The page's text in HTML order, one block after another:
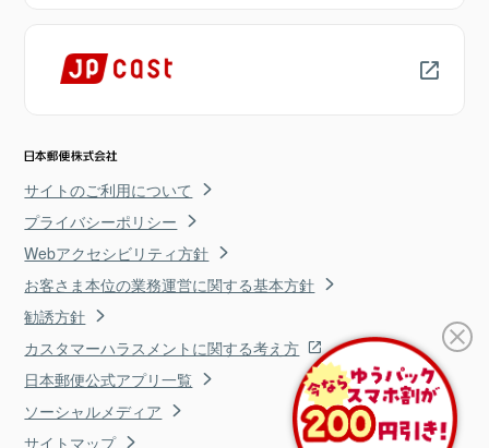
サイトのご利用について
プライバシーポリシー
Webアクセシビリティ方針
お客さま本位の業務運営に関する基本方針
勧誘方針
カスタマーハラスメントに関する考え方
日本郵便公式アプリ一覧
ソーシャルメディア
サイトマップ